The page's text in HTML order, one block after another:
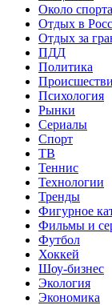
Около спорта
Отдых в
Отдых за
ПДД
Политика
Психология
Рынки
Сериалы
Спорт
ТВ
Теннис
Технологии
Тренды
Фигурное
Фильмы и
Футбол
Хоккей
Шоу-бизнес
Экология
Экономика